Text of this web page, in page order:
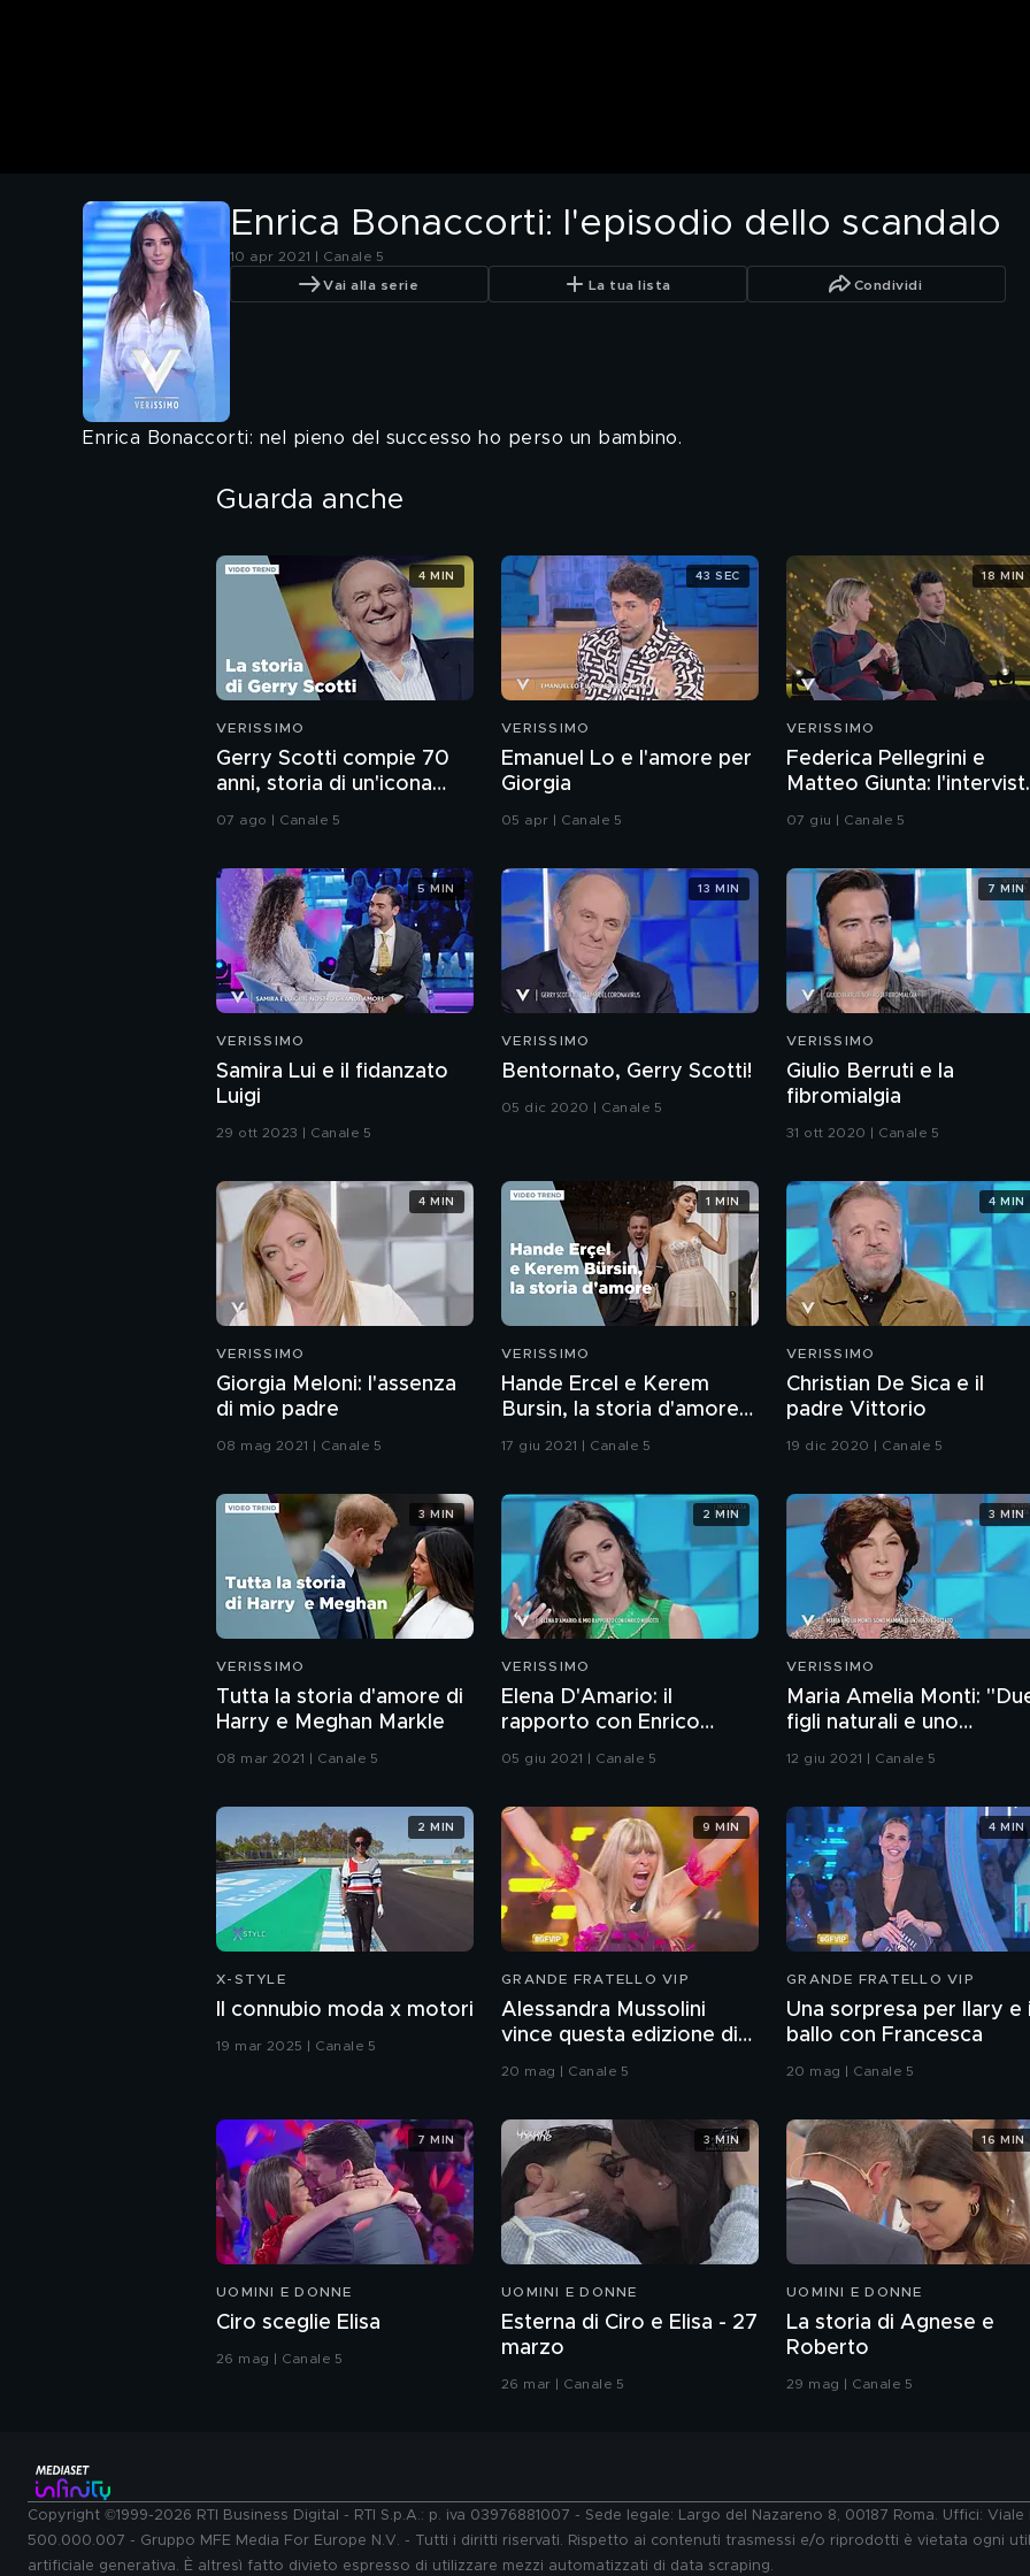
Enrica Bonaccorti: l'episodio dello scandalo
10 apr 2021 | Canale 5
Vai alla serie La tua lista Condividi
Enrica Bonaccorti: nel pieno del successo ho perso un bambino.
Guarda anche
VERISSIMO
Gerry Scotti compie 70
anni, storia di un'icona
della tv
07 ago | Canale 5
4 MIN
VERISSIMO
Emanuel Lo e l'amore per
Giorgia
05 apr | Canale 5
43 SEC
VERISSIMO
Federica Pellegrini e
Matteo Giunta:
integrale
07 giu | Canale 5
18 MIN
VERISSIMO
Samira Lui e il fidanzato
Luigi
29 ott 2023 | Canale 5
5 MIN
VERISSIMO
Bentornato, Gerry Scotti!
05 dic 2020 | Canale 5
13 MIN
VERISSIMO
Giulio Berruti e la
fibromialgia
31 ott 2020 | Canale 5
7 MIN
VERISSIMO
Giorgia Meloni: l'assenza
di mio padre
08 mag 2021 | Canale 5
4 MIN
VERISSIMO
Hande Ercel e Kerem
Bursin, la storia d'amore
delle star di Love is in the
17 giu 2021 | Canale 5
1 MIN
VERISSIMO
Christian De Sica e il
padre Vittorio
19 dic 2020 | Canale 5
4 MIN
VERISSIMO
Tutta la storia d'amore di
Harry e Meghan Markle
08 mar 2021 | Canale 5
3 MIN
VERISSIMO
Elena D'Amario: il
rapporto con Enrico
05 giu 2021 | Canale 5
2 MIN
VERISSIMO
Maria Amelia Monti: "Due
figli naturali e uno
adottato"
12 giu 2021 | Canale 5
3 MIN
X-STYLE
Il connubio moda x motori
19 mar 2025 | Canale 5
2 MIN
GRANDE FRATELLO VIP
Alessandra Mussolini
vince questa edizione di
Grande Fratello VIP
20 mag | Canale 5
9 MIN
GRANDE FRATELLO VIP
Una sorpresa per Ilary e il
ballo con Francesca
20 mag | Canale 5
4 MIN
UOMINI E DONNE
Ciro sceglie Elisa
26 mag | Canale 5
7 MIN
UOMINI E DONNE
Esterna di Ciro e Elisa - 27
marzo
26 mar | Canale 5
3 MIN
UOMINI E DONNE
La storia di Agnese e
Roberto
29 mag | Canale 5
16 MIN
Copyright ©1999-2026 RTI Business Digital - RTI S.p.A.: p. iva 03976881007 - Sede legale: Largo del Nazareno 8, 00187 Roma. Uffici:
500.000.007 - Gruppo MFE Media For Europe N.V. - Tutti i diritti riservati. Rispetto ai contenuti trasmessi e/o riprodotti è vietata ogni
artificiale generativa. È altresì fatto divieto espresso di utilizzare mezzi automatizzati di data scraping.